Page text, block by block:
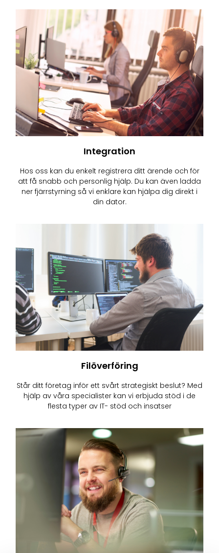
Integration
Hos oss kan du enkelt registrera ditt ärende och för
att få snabb och personlig hjälp. Du kan även ladda
ner fjärrstyrning så vi enklare kan hjälpa dig direkt i
din dator.
Filöverföring
Står ditt företag inför ett svårt strategiskt beslut? Med
hjälp av våra specialister kan vi erbjuda stöd i de
flesta typer av IT- stöd och insatser